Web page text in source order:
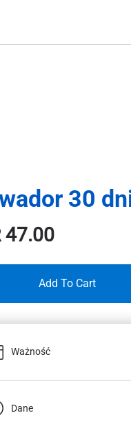
30
47.00
Add To Cart
Ważność
Dane